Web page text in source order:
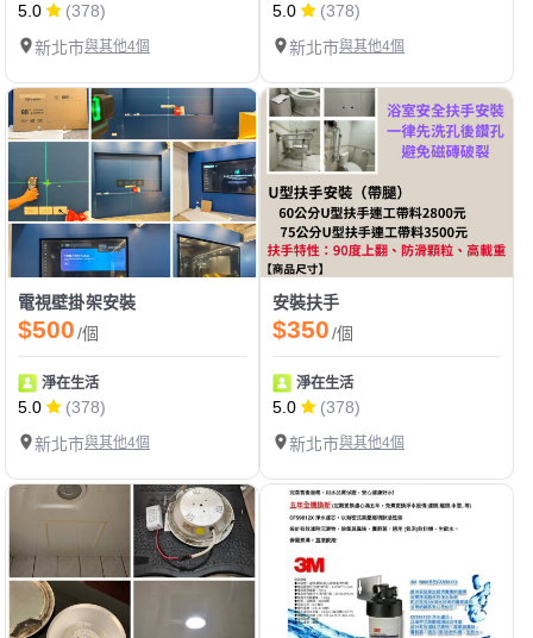
5.0
(378)
新北市與其他4個
5.0
(378)
新北市與其他4個
電視壁掛架安裝
$500/個
淨在生活
5.0
(378)
新北市與其他4個
安裝扶手
$350/個
淨在生活
5.0
(378)
新北市與其他4個